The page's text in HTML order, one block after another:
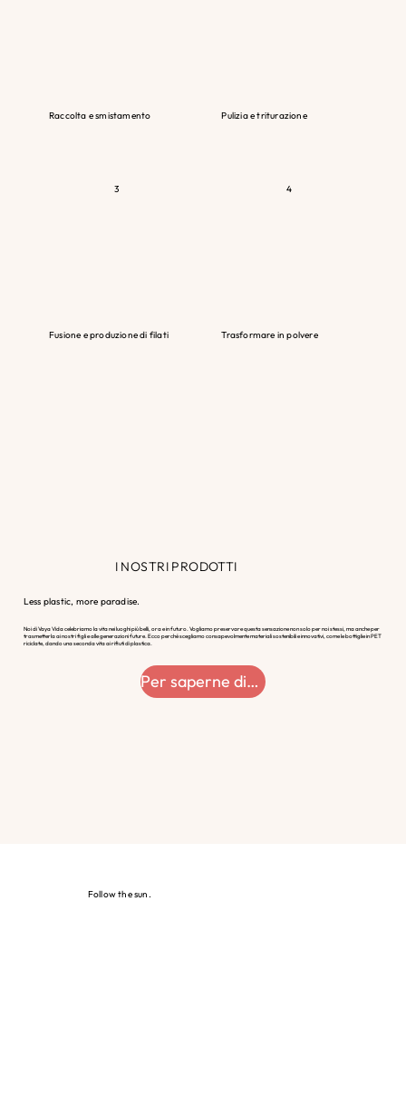
Raccolta e smistamento Pulizia e triturazione
Fusione e produzione di filati
3
Trasformare in polvere
4
I NOSTRI PRODOTTI
Less plastic, more paradise.
Noi di Vaya Vida celebriamo la vita nei luoghi più belli, ora e in futuro. Vogliamo preservare questa sensazione non solo per noi stessi, ma anche per
trasmetterla ai nostri figli e alle generazioni future. Ecco perché scegliamo consapevolmente materiali sostenibili e innovativi, come le bottiglie in PET
riciclate, dando una seconda vita ai rifiuti di plastica.
Per saperne di più
Follow the sun.